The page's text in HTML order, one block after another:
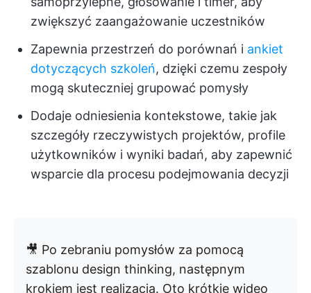
zwiększyć zaangażowanie uczestników
Zapewnia przestrzeń do porównań i ankiet
dotyczących szkoleń, dzięki czemu zespoły
mogą skuteczniej grupować pomysły
Dodaje odniesienia kontekstowe, takie jak
szczegóły rzeczywistych projektów, profile
użytkowników i wyniki badań, aby zapewnić
wsparcie dla procesu podejmowania decyzji
🎥 Po zebraniu pomysłów za pomocą
szablonu design thinking, następnym
krokiem jest realizacja. Oto krótkie wideo